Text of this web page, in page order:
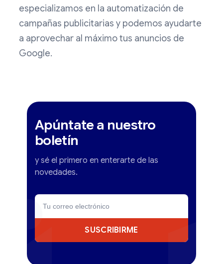
especializamos en la automatización de
campañas publicitarias y podemos ayudarte
a aprovechar al máximo tus anuncios de
Google.
Apúntate a nuestro
boletín
y sé el primero en enterarte de las
novedades.
SUSCRIBIRME